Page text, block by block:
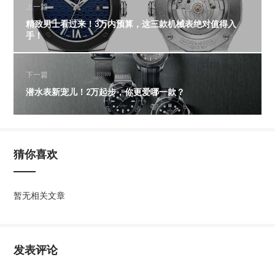
上一篇
精致男士看过来！3万内预算，这三款机械表绝对值得入
手！
下一篇
潜水表新宠儿！2万起步，你更爱哪一款？
猜你喜欢
暂无相关文章
发表评论